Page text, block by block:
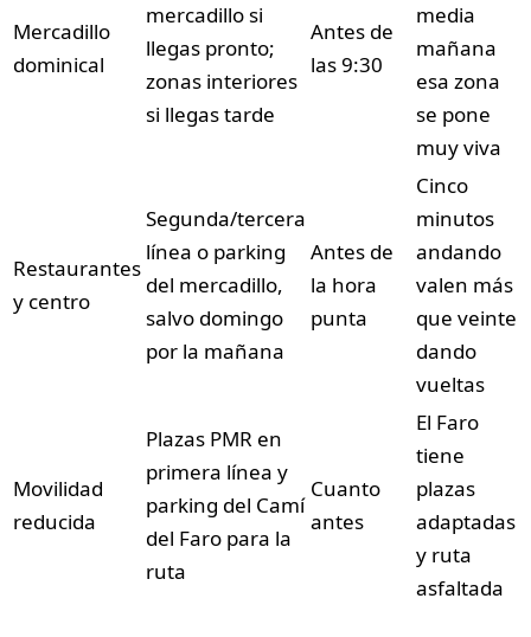
Mercadillo
dominical
mercadillo si
llegas pronto;
zonas interiores
si llegas tarde
Antes de
las 9:30
media
mañana
esa zona
se pone
muy viva
Restaurantes
y centro
Segunda/tercera
línea o parking
del mercadillo,
salvo domingo
por la mañana
Antes de
la hora
punta
Cinco
minutos
andando
valen más
que veinte
dando
vueltas
Movilidad
reducida
Plazas PMR en
primera línea y
parking del Camí
del Faro para la
ruta
Cuanto
antes
El Faro
tiene
plazas
adaptadas
y ruta
asfaltada